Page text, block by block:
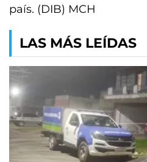
país. (DIB) MCH
LAS MÁS LEÍDAS